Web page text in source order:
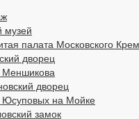
музей
палата Московского
дворец
Меншикова
дворец
Юсуповых на Мойке
замок